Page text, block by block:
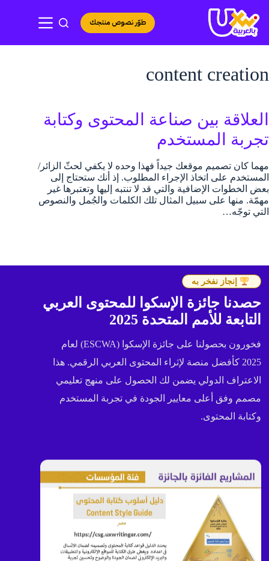
إلى
المحتوى
طوّر نصوص منتجك
content creation
العلاقة بين صناعة المحتوى وكتابة
تجربة المستخدم
مهما كان تصميم موقعك جيداً فهذا وحده لا يكفي لحثّ الزائر/
المستخدم على اتخاذ الإجراء المطلوب. إذ أنك ستحتاج إلى
بعض الخطوات الإضافية والتي قد لا تنتبه إليها وتعتبرها غير
مهمّة. منها على سبيل المثال تلك الكلمات والجُمل والنصوص
التي توجّه…
إنجاز نفخر به
حصدنا جائزة الإسكوا للمحتوى العربي
التابعة للأمم المتحدة 2025
فخورون بحصولنا على جائزة الإسكوا (ESCWA) لعام
2025 كأفضل منصة لإثراء المحتوى العربي الرقمي. هذا
الاعتراف الدولي يضمن لك الحصول على منهج تعليمي
مصمم وفق أعلى معايير الجودة في تجربة المستخدم
وكتابة المحتوى.